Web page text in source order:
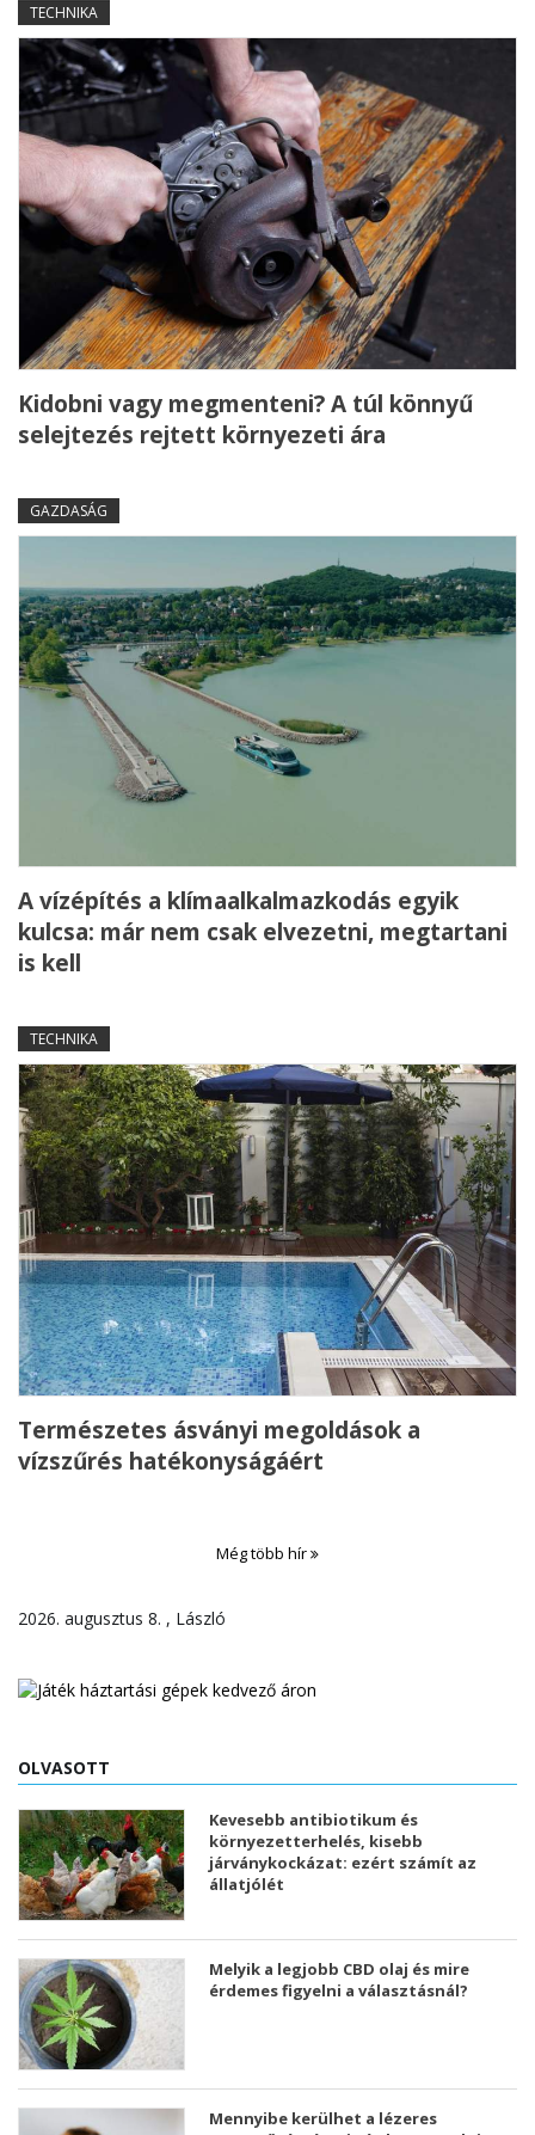
TECHNIKA
Kidobni vagy megmenteni? A túl könnyű
selejtezés rejtett környezeti ára
GAZDASÁG
A vízépítés a klímaalkalmazkodás egyik
kulcsa: már nem csak elvezetni, megtartani
is kell
TECHNIKA
Természetes ásványi megoldások a
vízszűrés hatékonyságáért
Még több hír
2026. augusztus 8. , László
OLVASOTT
Kevesebb antibiotikum és
környezetterhelés, kisebb
járványkockázat: ezért számít az
állatjólét
Melyik a legjobb CBD olaj és mire
érdemes figyelni a választásnál?
Mennyibe kerülhet a lézeres